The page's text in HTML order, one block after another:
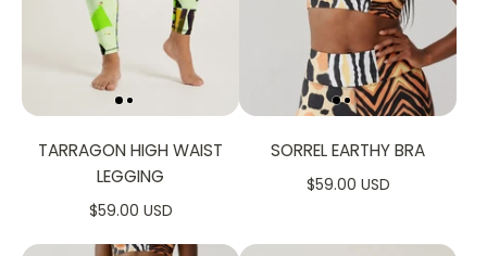
TARRAGON HIGH WAIST
LEGGING
$59.00 USD
SORREL EARTHY BRA
$59.00 USD